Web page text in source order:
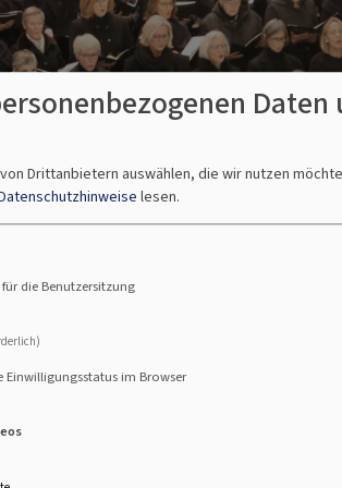
zur Unterstützung des "recht
Volksschullehrer, welche gleichzeitig
Kirchenmusiker, gründete am
Mitwirkung von Mitgliedern der
Daten
Drittanbietern auswählen, die wir nutzen
lesen.
die Benutzersitzung
Einwilligungsstatus im Browser